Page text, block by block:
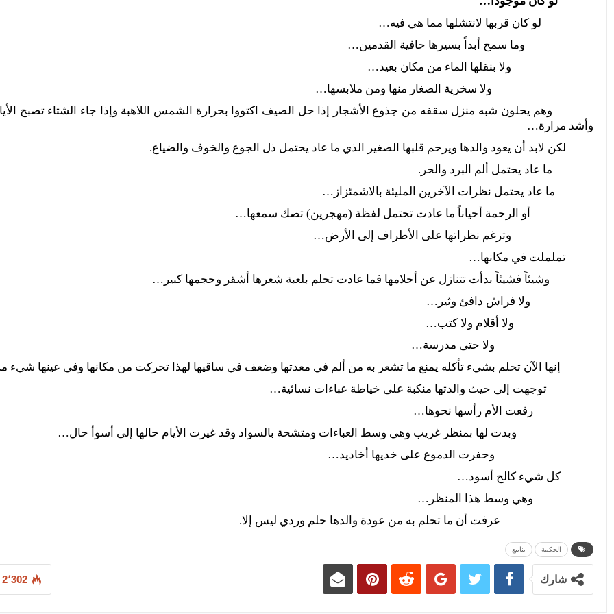
لو كان قربها لانتشلها مما هي فيه…
وما سمح أبداً بسيرها حافية القدمين…
ولا بنقلها الماء من مكان بعيد…
ولا سخرية الصغار منها ومن ملابسها…
وهم يحلون شبه منزل سقفه من جذوع الأشجار إذا حل الصيف اكتووا بحرارة الشمس اللاهبة وإذا جاء الشتاء تصبح
وأشد مرارة…
لكن لابد أن يعود والدها ويرحم قلبها الصغير الذي ما عاد يحتمل ذل الجوع والخوف والضياع.
ما عاد يحتمل ألم البرد والحر.
ما عاد يحتمل نظرات الآخرين المليئة بالاشمئزاز…
أو الرحمة أحياناً ما عادت تحتمل لفظة (مهجرين) تصك سمعها…
وترغم نظراتها على الأطراف إلى الأرض…
تململت في مكانها…
وشيئاً فشيئاً بدأت تتنازل عن أحلامها فما عادت تحلم بلعبة شعرها أشقر وحجمها كبير…
ولا فراش دافئ وثير…
ولا أقلام ولا كتب…
ولا حتى مدرسة…
إنها الآن تحلم بشيء تأكله يمنع ما تشعر به من ألم في معدتها وضعف في ساقيها لهذا تحركت من مكانها وفي عينها شيء
توجهت إلى حيث والدتها منكبة على خياطة عباءات نسائية…
رفعت الأم رأسها نحوها…
وبدت لها بمنظر غريب وهي وسط العباءات ومتشحة بالسواد وقد غيرت الأيام حالها إلى أسوأ حال…
وحفرت الدموع على خديها أخاديد…
كل شيء كالح أسود…
وهي وسط هذا المنظر…
عرفت أن ما تحلم به من عودة والدها حلم وردي ليس إلا.
الحكمة ينابيع
2٬302 شارك